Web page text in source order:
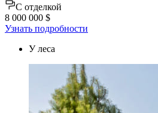
C отделкой
8 000 000 $
Узнать подробности
У леса